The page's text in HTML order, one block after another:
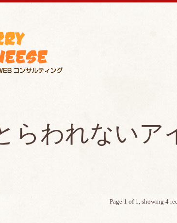
らわれないア
Page 1 of 1, showing 4